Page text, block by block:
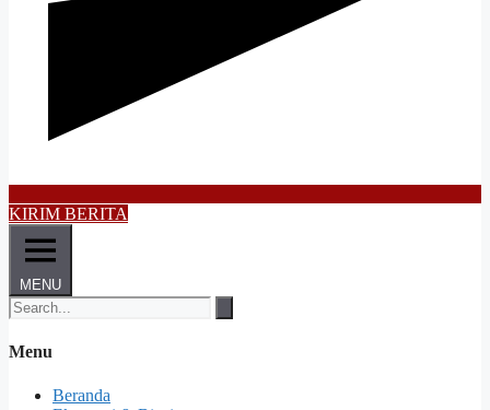
KIRIM BERITA
MENU
Menu
Beranda